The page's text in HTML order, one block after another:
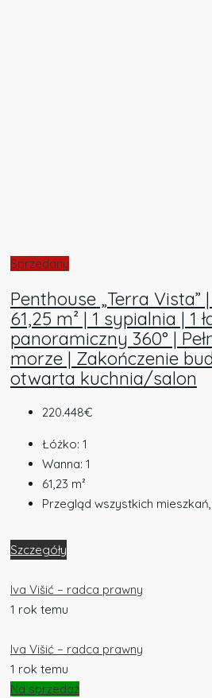
Sprzedany
Penthouse „Terra Vista”
61,25 m² | 1 sypialnia | 1
panoramiczny 360° |
morze | Zakończenie
otwarta kuchnia/salon
220.448€
Łóżko: 1
Wanna: 1
61,23 m²
Przegląd wszystkich
Szczegóły
Iva Višić – radca prawny
1 rok temu
Iva Višić – radca prawny
1 rok temu
Na sprzedaż